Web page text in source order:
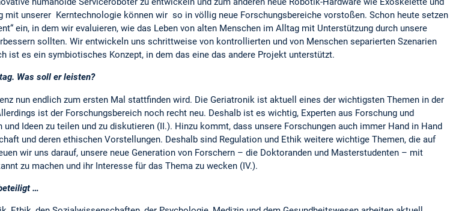
mit unserer Kerntechnologie können wir so in völlig neue Forschungsbereiche vorstoßen. Schon heute setzen
ein, in dem wir evaluieren, wie das Leben von alten Menschen im Alltag mit Unterstützung durch unsere
sollten. Wir entwickeln uns schrittweise von kontrollierten und von Menschen separierten Szenarien
ist es ein symbiotisches Konzept, in dem das eine das andere Projekt unterstützt.
Was soll er leisten?
nun endlich zum ersten Mal stattfinden wird. Die Geriatronik ist aktuell eines der wichtigsten Themen in der
ist der Forschungsbereich noch recht neu. Deshalb ist es wichtig, Experten aus Forschung und
Ideen zu teilen und zu diskutieren (II.). Hinzu kommt, dass unsere Forschungen auch immer Hand in Hand
und deren ethischen Vorstellungen. Deshalb sind Regulation und Ethik weitere wichtige Themen, die auf
wir uns darauf, unsere neue Generation von Forschern – die Doktoranden und Masterstudenten – mit
zu machen und ihr Interesse für das Thema zu wecken (IV.).
…